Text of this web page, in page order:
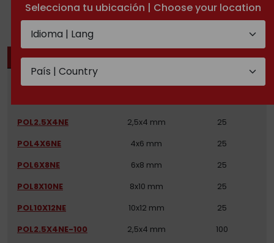
Selecciona tu ubicación | Choose your location
CODE PIPE
LENGTH (MTS)
POL7,5X10NE-100
POL2.5X4NE
2,5x4 mm
25
POL4X6NE
4x6 mm
25
POL6X8NE
6x8 mm
25
POL8X10NE
8x10 mm
25
POL10X12NE
10x12 mm
25
POL2.5X4NE-100
2,5x4 mm
100